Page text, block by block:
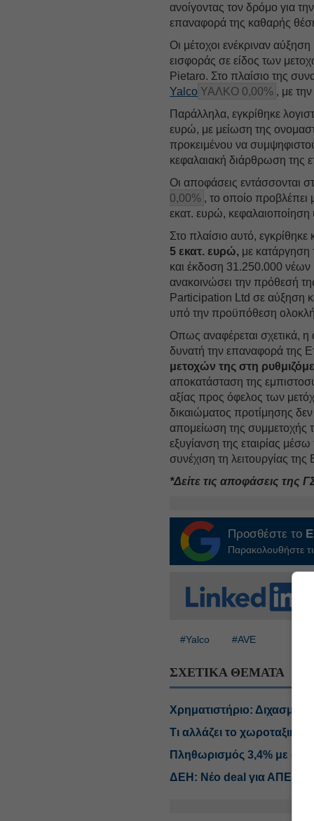
ανοίγοντας τον δρόμο για
επαναφορά της καθαρής
Οι μέτοχοι ενέκριναν
εισφοράς σε είδος των
Pietaro. Στο πλαίσιο της
Yalco ΥΑΛΚΟ 0,00% , με
Παράλληλα, εγκρίθηκε
ευρώ, με μείωση της
προκειμένου να
κεφαλαιακή διάρθρωση της
Οι αποφάσεις εντάσσονται
0,00% , το οποίο
εκατ. ευρώ,
Στο πλαίσιο αυτό, εγκρίθηκε
5 εκατ. ευρώ, με κατάργηση
και έκδοση 31.250.000 νέων
ανακοινώσει την πρόθεσή
Participation Ltd σε αύξηση
υπό την προϋπόθεση
Οπως αναφέρεται σχετικά, η
δυνατή την επαναφορά της
μετοχών της στη
αποκατάσταση της
αξίας προς όφελος των
δικαιώματος προτίμησης
απομείωση της συμμετοχής
εξυγίανση της εταιρίας
συνέχιση τη λειτουργίας της
*Δείτε τις αποφάσεις της
Προσθέστε το
Παρακολουθήστε
#Yalco #AVE
ΣΧΕΤΙΚΑ ΘΕΜΑΤΑ
Χρηματιστήριο: Διχασμός
Τι αλλάζει το χωροταξικό
Πληθωρισμός 3,4% με
ΔΕΗ: Νέο deal για ΑΠΕ άνω